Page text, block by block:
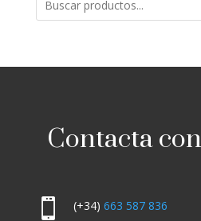
Contacta
 (+34) 663 587 836